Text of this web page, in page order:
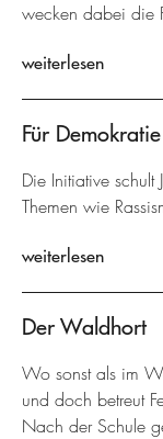
wecken dabei die
weiterlesen
Für
Die Initiative
Themen wie
weiterlesen
Der Waldhort
Wo sonst als im
und doch betreut
Nach der Schule